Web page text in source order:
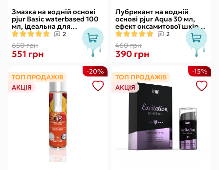
Змазка на водній основі
pjur Basic waterbased 100
мл, ідеальна для
новачків, найкраща ціна/
якість
2
650 грн
551 грн
Лубрикант на водній
основі pjur Aqua 30 мл,
ефект оксамитової шкіри
без прилипання
2
460 грн
390 грн
ТОП ПРОДАЖІВ
АКЦІЯ
-20%
ТОП ПРОДАЖІВ
АКЦІЯ
-15%